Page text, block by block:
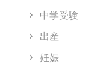
中学受験
出産
妊娠